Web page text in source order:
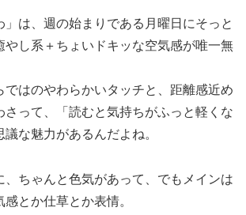
」は、週の始まりである月曜日にそっと
やし系＋ちょいドキッな空気感が唯一無
ではのやわらかいタッチと、距離感近め
さって、「読むと気持ちがふっと軽くな
な魅力があるんだよね。
、ちゃんと色気があって、でもメインは
とか仕草とか表情。